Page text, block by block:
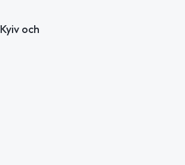
och